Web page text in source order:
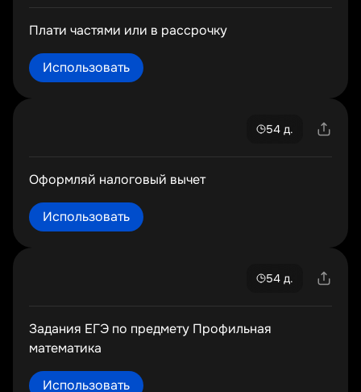
Плати частями или в рассрочку
Использовать
54 д.
Оформляй налоговый вычет
Использовать
54 д.
Задания ЕГЭ по предмету Профильная
математика
Использовать